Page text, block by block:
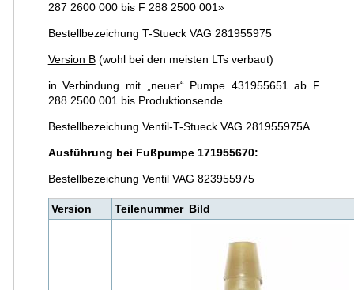
287 2600 000 bis F 288 2500 001»
Bestellbezeichung T-Stueck VAG 281955975
Version B(wohl bei den meisten LTs verbaut)
in Verbindung mit „neuer“ Pumpe 431955651 ab F
288 2500 001 bis Produktionsende
Bestellbezeichung Ventil-T-Stueck VAG 281955975A
Ausführung bei Fußpumpe 171955670:
Bestellbezeichung Ventil VAG 823955975
Version Teilenummer Bild